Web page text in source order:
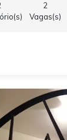
2
Vagas(s)